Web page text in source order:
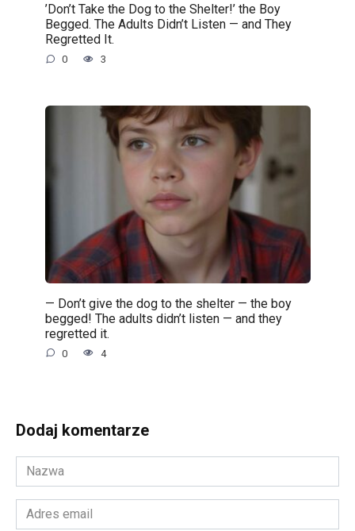
’Don’t Take the Dog to the Shelter!’ the Boy
Begged. The Adults Didn’t Listen — and They
Regretted It.
0 3
— Don’t give the dog to the shelter — the boy
begged! The adults didn’t listen — and they
regretted it.
0 4
Dodaj komentarze
Nazwa
*
Adres
email